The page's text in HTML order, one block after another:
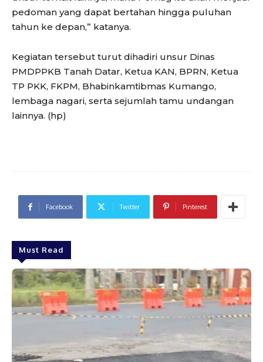
pedoman yang dapat bertahan hingga puluhan
tahun ke depan,” katanya.
Kegiatan tersebut turut dihadiri unsur Dinas
PMDPPKB Tanah Datar, Ketua KAN, BPRN, Ketua
TP PKK, FKPM, Bhabinkamtibmas Kumango,
lembaga nagari, serta sejumlah tamu undangan
lainnya. (hp)
Facebook Twitter Pinterest
Must Read